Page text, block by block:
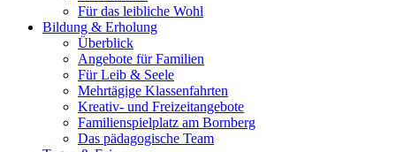
Für das leibliche Wohl
Bildung & Erholung
Überblick
Angebote für Familien
Für Leib & Seele
Mehrtägige Klassenfahrten
Kreativ- und Freizeitangebote
Familienspielplatz am Bornberg
Das pädagogische Team